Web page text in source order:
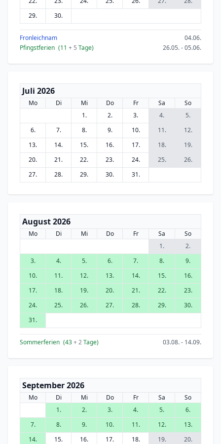
29.
30.
Fronleichnam
04.06.
Pfingstferien (11 + 5 Tage) 26.05. - 05.06.
Juli 2026
Mo Di Mi Do Fr Sa
So
1.
2. 3. 4.
5.
6.
7. 8. 9. 10. 11.
12.
13.
14. 15. 16. 17. 18.
19.
20.
21. 22. 23. 24. 25.
26.
27.
28. 29. 30. 31.
August 2026
Mo Di Mi Do Fr Sa
So
1.
2.
3.
4. 5. 6. 7. 8.
9.
10.
11. 12. 13. 14. 15.
16.
17.
18. 19. 20. 21. 22.
23.
24.
25. 26. 27. 28. 29.
30.
31.
Sommerferien (43+ 2Tage) 03.08. - 14.09.
September 2026
Mo Di Mi Do Fr Sa
So
1.
2. 3. 4. 5.
6.
7.
8. 9. 10. 11. 12.
13.
14.
15. 16. 17. 18. 19.
20.